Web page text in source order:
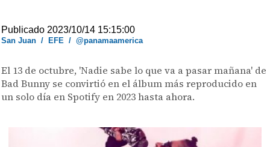
Publicado 2023/10/14 15:15:00
San Juan / EFE /@panamaamerica
El 13 de octubre, 'Nadie sabe lo que va a pasar mañana' de
Bad Bunny se convirtió en el álbum más reproducido en
un solo día en Spotify en 2023 hasta ahora.